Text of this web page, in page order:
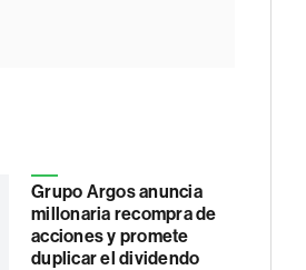
Grupo Argos anuncia
millonaria recompra de
acciones y promete
duplicar el dividendo